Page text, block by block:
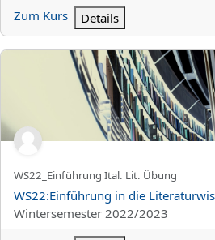
Zum Kurs
Details
WS22:Einführung in die
Kurzer Kursname
WS22_Einführung Ital. Lit. Übung
Kursname
WS22:Einführung in die
Kursbereich
Wintersemester 2022/2023